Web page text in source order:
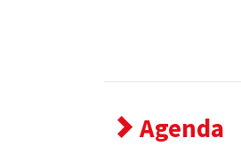
Agenda